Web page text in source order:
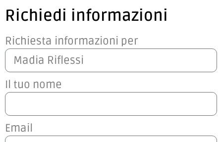
Richiedi informazioni
Richiesta informazioni per
Il tuo nome
Email